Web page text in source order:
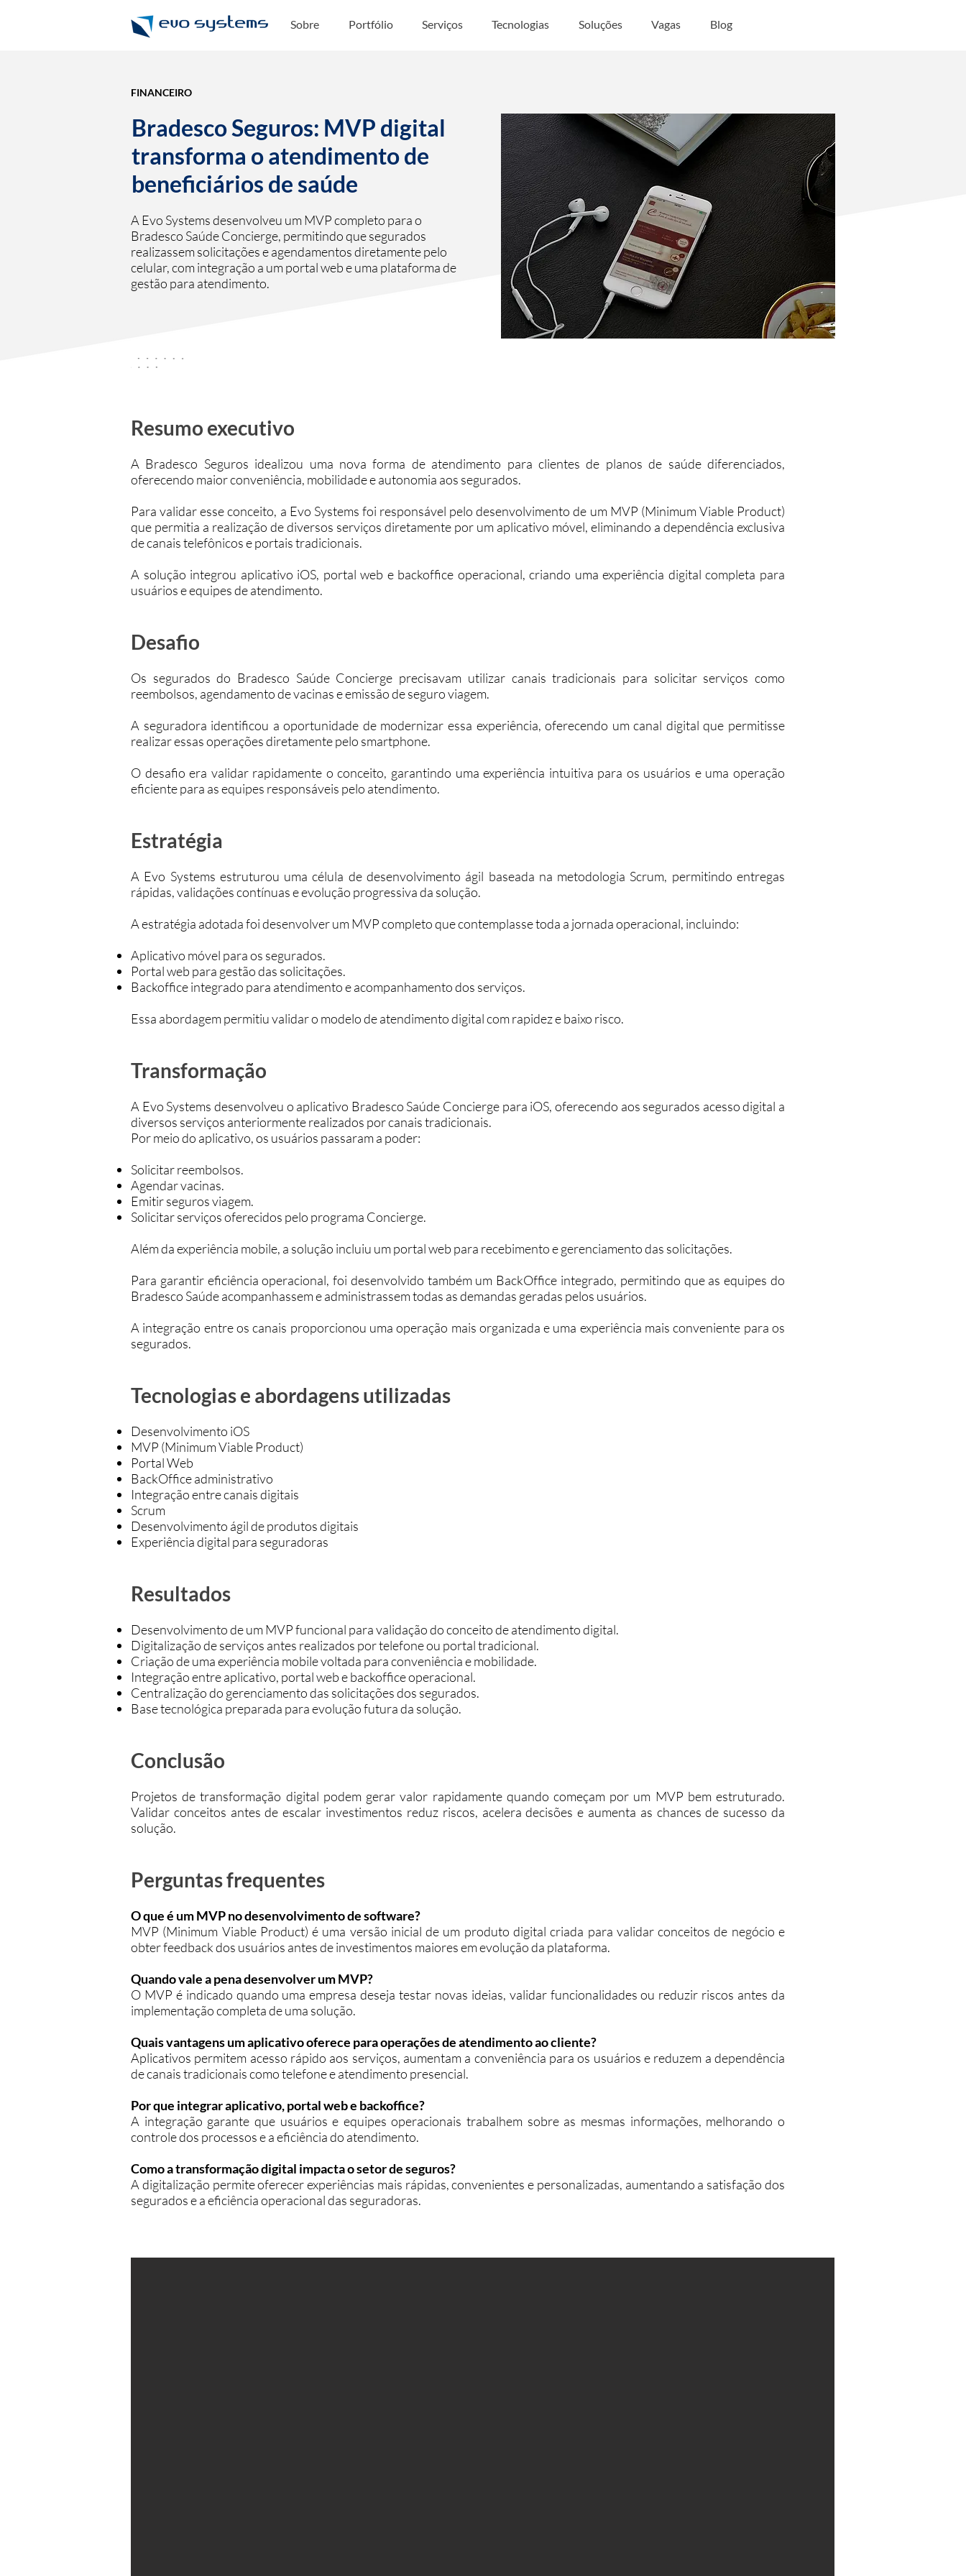
Sobre Portfólio Serviços Tecnologias Soluções Vagas Blog
FINANCEIRO
Bradesco Seguros: MVP digital
transforma o atendimento de
beneficiários de saúde
A Evo Systems desenvolveu um MVP completo para o
Bradesco Saúde Concierge, permitindo que segurados
realizassem solicitações e agendamentos diretamente pelo
celular, com integração a um portal web e uma plataforma de
gestão para atendimento.
Resumo executivo
A Bradesco Seguros idealizou uma nova forma de atendimento para clientes de planos de saúde diferenciados,
oferecendo maior conveniência, mobilidade e autonomia aos segurados.
Para validar esse conceito, a Evo Systems foi responsável pelo desenvolvimento de um MVP (Minimum Viable Product)
que permitia a realização de diversos serviços diretamente por um aplicativo móvel, eliminando a dependência exclusiva
de canais telefônicos e portais tradicionais.
A solução integrou aplicativo iOS, portal web e backoffice operacional, criando uma experiência digital completa para
usuários e equipes de atendimento.
Desafio
Os segurados do Bradesco Saúde Concierge precisavam utilizar canais tradicionais para solicitar serviços como
reembolsos, agendamento de vacinas e emissão de seguro viagem.
A seguradora identificou a oportunidade de modernizar essa experiência, oferecendo um canal digital que permitisse
realizar essas operações diretamente pelo smartphone.
O desafio era validar rapidamente o conceito, garantindo uma experiência intuitiva para os usuários e uma operação
eficiente para as equipes responsáveis pelo atendimento.
Estratégia
A Evo Systems estruturou uma célula de desenvolvimento ágil baseada na metodologia Scrum, permitindo entregas
rápidas, validações contínuas e evolução progressiva da solução.
A estratégia adotada foi desenvolver um MVP completo que contemplasse toda a jornada operacional, incluindo:
Aplicativo móvel para os segurados.
Portal web para gestão das solicitações.
Backoffice integrado para atendimento e acompanhamento dos serviços.
Essa abordagem permitiu validar o modelo de atendimento digital com rapidez e baixo risco.
Transformação
A Evo Systems desenvolveu o aplicativo Bradesco Saúde Concierge para iOS, oferecendo aos segurados acesso digital a
diversos serviços anteriormente realizados por canais tradicionais.
Por meio do aplicativo, os usuários passaram a poder:
Solicitar reembolsos.
Agendar vacinas.
Emitir seguros viagem.
Solicitar serviços oferecidos pelo programa Concierge.
Além da experiência mobile, a solução incluiu um portal web para recebimento e gerenciamento das solicitações.
Para garantir eficiência operacional, foi desenvolvido também um BackOffice integrado, permitindo que as equipes do
Bradesco Saúde acompanhassem e administrassem todas as demandas geradas pelos usuários.
A integração entre os canais proporcionou uma operação mais organizada e uma experiência mais conveniente para os
segurados.
Tecnologias e abordagens utilizadas
Desenvolvimento iOS
MVP (Minimum Viable Product)
Portal Web
BackOffice administrativo
Integração entre canais digitais
Scrum
Desenvolvimento ágil de produtos digitais
Experiência digital para seguradoras
Resultados
Desenvolvimento de um MVP funcional para validação do conceito de atendimento digital.
Digitalização de serviços antes realizados por telefone ou portal tradicional.
Criação de uma experiência mobile voltada para conveniência e mobilidade.
Integração entre aplicativo, portal web e backoffice operacional.
Centralização do gerenciamento das solicitações dos segurados.
Base tecnológica preparada para evolução futura da solução.
Conclusão
Projetos de transformação digital podem gerar valor rapidamente quando começam por um MVP bem estruturado.
Validar conceitos antes de escalar investimentos reduz riscos, acelera decisões e aumenta as chances de sucesso da
solução.
Perguntas frequentes
O que é um MVP no desenvolvimento de software?
MVP (Minimum Viable Product) é uma versão inicial de um produto digital criada para validar conceitos de negócio e
obter feedback dos usuários antes de investimentos maiores em evolução da plataforma.
Quando vale a pena desenvolver um MVP?
O MVP é indicado quando uma empresa deseja testar novas ideias, validar funcionalidades ou reduzir riscos antes da
implementação completa de uma solução.
Quais vantagens um aplicativo oferece para operações de atendimento ao cliente?
Aplicativos permitem acesso rápido aos serviços, aumentam a conveniência para os usuários e reduzem a dependência
de canais tradicionais como telefone e atendimento presencial.
Por que integrar aplicativo, portal web e backoffice?
A integração garante que usuários e equipes operacionais trabalhem sobre as mesmas informações, melhorando o
controle dos processos e a eficiência do atendimento.
Como a transformação digital impacta o setor de seguros?
A digitalização permite oferecer experiências mais rápidas, convenientes e personalizadas, aumentando a satisfação dos
segurados e a eficiência operacional das seguradoras.